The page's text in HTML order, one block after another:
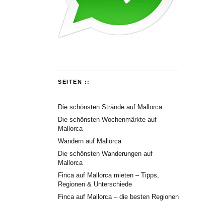
SEITEN ::
Die schönsten Strände auf Mallorca
Die schönsten Wochenmärkte auf
Mallorca
Wandern auf Mallorca
Die schönsten Wanderungen auf
Mallorca
Finca auf Mallorca mieten – Tipps,
Regionen & Unterschiede
Finca auf Mallorca – die besten Regionen